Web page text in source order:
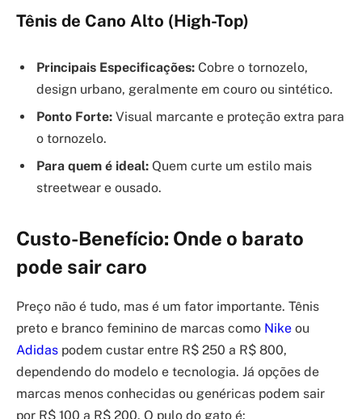
Tênis de Cano Alto (High-Top)
Principais Especificações: Cobre o tornozelo,
design urbano, geralmente em couro ou sintético.
Ponto Forte: Visual marcante e proteção extra para
o tornozelo.
Para quem é ideal: Quem curte um estilo mais
streetwear e ousado.
Custo-Benefício: Onde o barato
pode sair caro
Preço não é tudo, mas é um fator importante. Tênis
preto e branco feminino de marcas como Nike ou
Adidas podem custar entre R$ 250 a R$ 800,
dependendo do modelo e tecnologia. Já opções de
marcas menos conhecidas ou genéricas podem sair
por R$ 100 a R$ 200. O pulo do gato é: